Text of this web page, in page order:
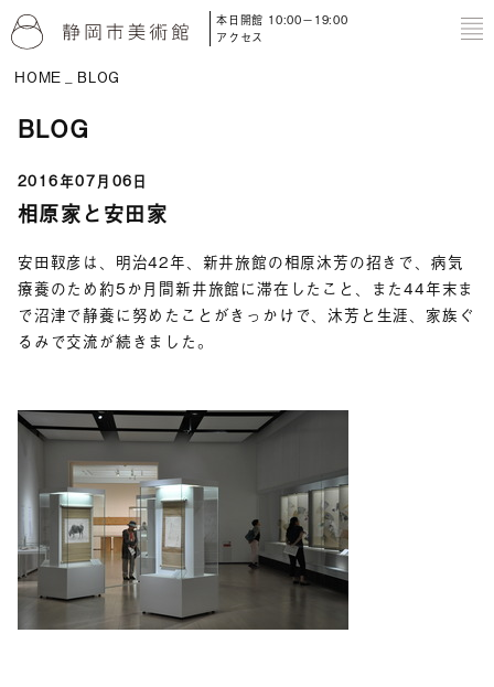
本日開館 10:00－19:00
アクセス
HOME BLOG
BLOG
2016年07月06日
相原家と安田家
安田靫彦は、明治42年、新井旅館の相原沐芳の招きで、病気
療養のため約5か月間新井旅館に滞在したこと、また44年末ま
で沼津で静養に努めたことがきっかけで、沐芳と生涯、家族ぐ
るみで交流が続きました。